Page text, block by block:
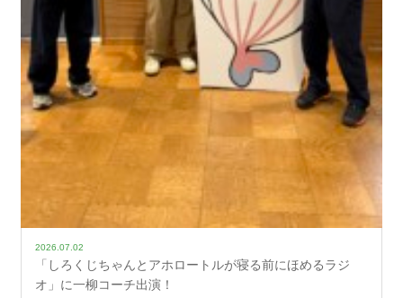
2026.07.02
「しろくじちゃんとアホロートルが寝る前にほめるラジ
オ」に一柳コーチ出演！